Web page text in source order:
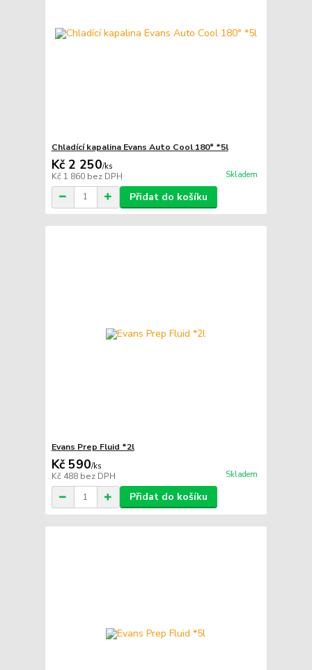
Chladící kapalina Evans Auto Cool 180° *5l
Kč 2 250/ks
Kč 1 860 bez DPH Skladem
Přidat do košíku
Evans Prep Fluid *2l
Kč 590/ks
Kč 488 bez DPH Skladem
Přidat do košíku